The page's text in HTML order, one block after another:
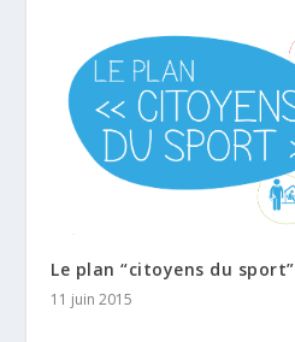
Le plan “citoyens du sport”
11 juin 2015